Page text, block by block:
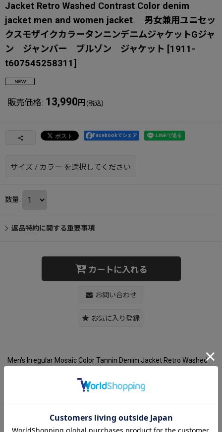
Jacket Retro Washed Contrast Color denim
jacket men and women jacket 男女兼用ユニセッ
クスモザイクカラータンニンデニムジャケットGジャ
ン ジャンバー ブルゾン ジャケット [1911-
t607545258311]
販売価格: 13,990 円 (税込)
Facebookでシェア
サイズ / カラー を選択してください
数量:
返品特約に関する重要事項
カートに入れる
お問い合わせ
お気に入り登録
Men's Irregular Mosaic Color Tannin Denim Jacket Retro Washed
ニセックスモザイクカラータンニンデニムジャケットGジャン ジ
ャンバー ブルゾン ジャケット
サイズ：S〜XL